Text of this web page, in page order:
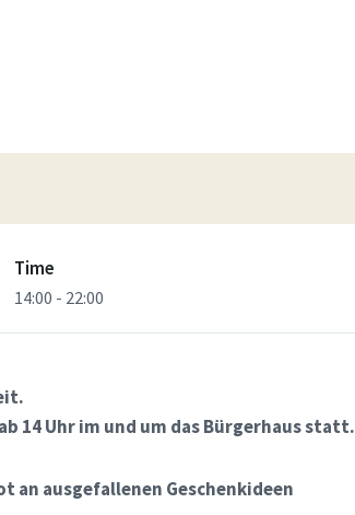
Time
14:00 - 22:00
14 Uhr im und um das Bürgerhaus statt.
an ausgefallenen Geschenkideen